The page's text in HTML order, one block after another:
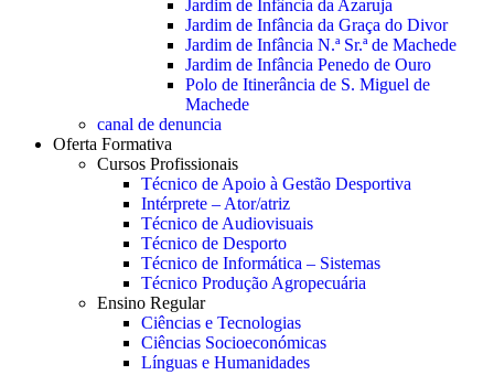
Jardim de Infância da Azaruja
Jardim de Infância da Graça do Divor
Jardim de Infância N.ª Sr.ª de Machede
Jardim de Infância Penedo de Ouro
Polo de Itinerância de S. Miguel de
Machede
canal de denuncia
Oferta Formativa
Cursos Profissionais
Técnico de Apoio à Gestão Desportiva
Intérprete – Ator/atriz
Técnico de Audiovisuais
Técnico de Desporto
Técnico de Informática – Sistemas
Técnico Produção Agropecuária
Ensino Regular
Ciências e Tecnologias
Ciências Socioeconómicas
Línguas e Humanidades